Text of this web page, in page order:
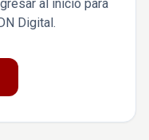
al inicio para
Digital.